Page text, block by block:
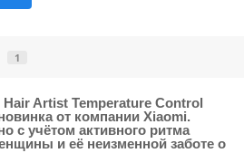
1
Artist Temperature Control
от компании Xiaomi.
с учётом активного ритма
и её неизменной заботе о